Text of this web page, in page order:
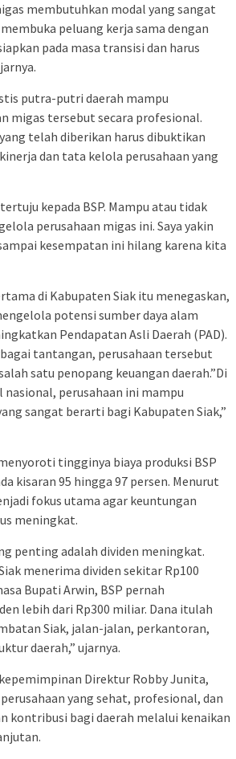
membutuhkan modal yang sangat
peluang kerja sama dengan
pada masa transisi dan harus
putra-putri daerah mampu
migas tersebut secara profesional.
telah diberikan harus dibuktikan
dan tata kelola perusahaan yang
kepada BSP. Mampu atau tidak
perusahaan migas ini. Saya yakin
kesempatan ini hilang karena kita
di Kabupaten Siak itu menegaskan,
potensi sumber daya alam
Pendapatan Asli Daerah (PAD).
tantangan, perusahaan tersebut
satu penopang keuangan daerah.”Di
perusahaan ini mampu
sangat berarti bagi Kabupaten Siak,”
tingginya biaya produksi BSP
kisaran 95 hingga 97 persen. Menurut
fokus utama agar keuntungan
meningkat.
penting adalah dividen meningkat.
menerima dividen sekitar Rp100
Bupati Arwin, BSP pernah
lebih dari Rp300 miliar. Dana itulah
Siak, jalan-jalan, perkantoran,
daerah,” ujarnya.
Direktur Robby Junita,
yang sehat, profesional, dan
kontribusi bagi daerah melalui kenaikan